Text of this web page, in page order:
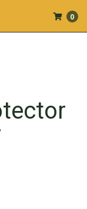
0